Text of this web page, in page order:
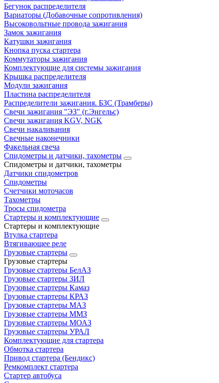
Бегунок распределителя
Вариаторы (Добавочные сопротивления)
Высоковольтные провода зажигания
Замок зажигания
Катушки зажигания
Кнопка пуска стартера
Коммутаторы зажигания
Комплектующие для системы зажигания
Крышка распределителя
Модули зажигания
Пластина распределителя
Распределители зажигания. БЗС (Трамберы)
Свечи зажигания "ЭЗ" (г.Энгельс)
Свечи зажигания KGV, NGK
Свечи накаливания
Свечные наконечники
Факельная свеча
Спидометры и датчики, тахометры
Спидометры и датчики, тахометры
Датчики спидометров
Спидометры
Счетчики моточасов
Тахометры
Тросы спидометра
Стартеры и комплектующие
Стартеры и комплектующие
Втулка стартера
Втягивающее реле
Грузовые стартеры
Грузовые стартеры
Грузовые стартеры БелАЗ
Грузовые стартеры ЗИЛ
Грузовые стартеры Камаз
Грузовые стартеры КРАЗ
Грузовые стартеры МАЗ
Грузовые стартеры ММЗ
Грузовые стартеры МОАЗ
Грузовые стартеры УРАЛ
Комплектующие для стартера
Обмотка стартера
Привод стартера (Бендикс)
Ремкомплект стартера
Стартер автобуса